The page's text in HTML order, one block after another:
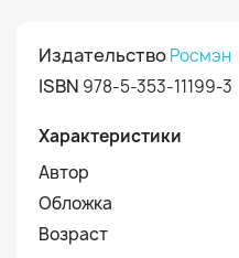
ИздательствоРосмэн
ISBN 978-5-353-11199-3
Характеристики
Автор
Обложка
Возраст